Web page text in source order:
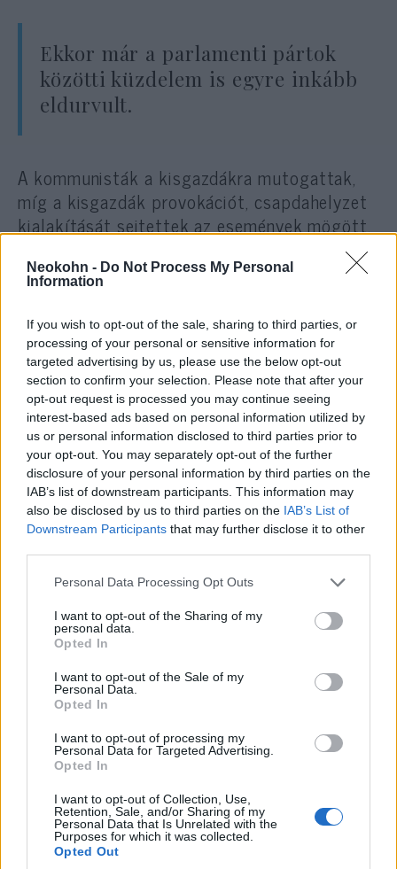
Neokohn - Do Not Process My Personal
Information
If you wish to opt-out of the sale, sharing to third parties, or
processing of your personal or sensitive information for
targeted advertising by us, please use the below opt-out
section to confirm your selection. Please note that after your
opt-out request is processed you may continue seeing
interest-based ads based on personal information utilized by
us or personal information disclosed to third parties prior to
your opt-out. You may separately opt-out of the further
disclosure of your personal information by third parties on the
IAB’s list of downstream participants. This information may
also be disclosed by us to third parties on the IAB’s List of
Downstream Participants that may further disclose it to other
Please note that this website/app uses one or more Google
not limited to your visit or usage behaviour. You may click to
grant or deny consent to Google and its third-party tags to
use your data for below specified purposes in below Google
consent section.
Personal Data Processing Opt Outs
I want to opt-out of the Sharing of my
personal data.
Opted In
I want to opt-out of the Sale of my
Personal Data.
Opted In
I want to opt-out of processing my
Personal Data for Targeted Advertising.
Opted In
I want to opt-out of Collection, Use,
Retention, Sale, and/or Sharing of my
Personal Data that Is Unrelated with the
Purposes for which it was collected.
Opted Out
Ekkor már a parlamenti pártok
közötti küzdelem is egyre inkább
eldurvult.
A kommunisták a kisgazdákra mutogattak,
míg a kisgazdák provokációt, csapdahelyzet
kialakítását sejtettek az események mögött.
katolikus egyház hallgatása. A
Hajdúhadházon gyerekgyilkossággal vádoltak
meg egy zsidót. Debrecenben azt terjesztette
valaki, hogy egy zsidó pincéjében levágott
gyermekfejet látott. Szegeden és
Mezőberényben azt híresztelték, hogy az
ottani zsinagógákban keresztény gyermekek
vérét használják. Dömsödön a zsinagógát
támadták meg, mert gyermeksírást véltek
felfedezni. Szolnokon egy tolvajok elleni
intézkedés váltott ki zsidóellenes tüntetést.
Komlón bányászokat, illetve ott táborozó
cserkészeket és zsidó fiatalokat kellett
kibékíteni, mert felmerült a vérvád gyanúja.
Találóan fogalmaz Pelle a kunmadarasi vérvád
végkövetkeztetésekor: „De arról, hogy ki
viselje a felelősséget az 1945 utáni
antiszemitizmus legdurvább hazai
kitöréséért, többé nem esett szó nyilvánosan.”